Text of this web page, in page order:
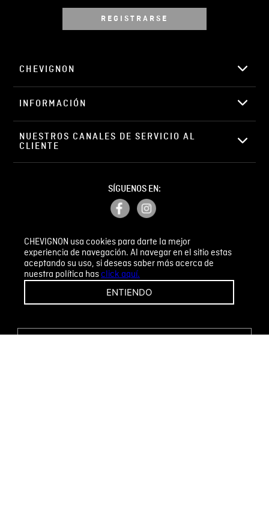
CHEVIGNON usa cookies para darte la mejor
experiencia de navegación. Al navegar en el sitio estas
aceptando su uso, si deseas saber más acerca de
nuestra política hasclick aquí.
ENTIENDO
ENVIAR COMENTARIO
REGISTRARSE
CHEVIGNON
INFORMACIÓN
NUESTROS CANALES DE SERVICIO AL
CLIENTE
SÍGUENOS EN:
PETICIONES, QUEJAS Y RECLAMOS
¡CAMBIOS Y DEVOLUCIONES FÁCILES!